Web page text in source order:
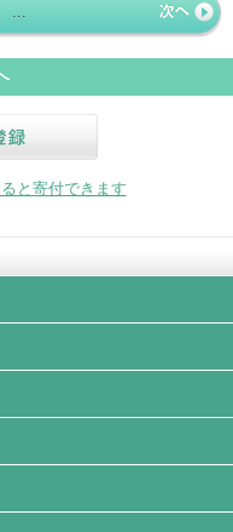
次ページ
»
と寄付できます